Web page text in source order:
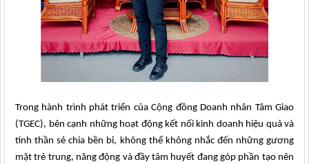
Trong hành trình phát triển của Cộng đồng Doanh nhân Tâm Giao
(TGEC), bên cạnh những hoạt động kết nối kinh doanh hiệu quả và
tinh thần sẻ chia bền bỉ, không thể không nhắc đến những gương
mặt trẻ trung, năng động và đầy tâm huyết đang góp phần tạo nên